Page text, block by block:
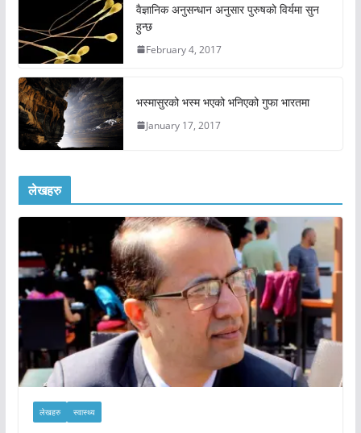
वैज्ञानिक अनुसन्धान अनुसार पुरुषको विर्यमा सुन
हुन्छ
February 4, 2017
भस्मासुरको भस्म भएको भनिएको गुफा भारतमा
January 17, 2017
लेखहरु
लेखहरु स्वास्थ्य